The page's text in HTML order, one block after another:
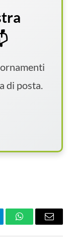
di posta.
WhatsAppEmail